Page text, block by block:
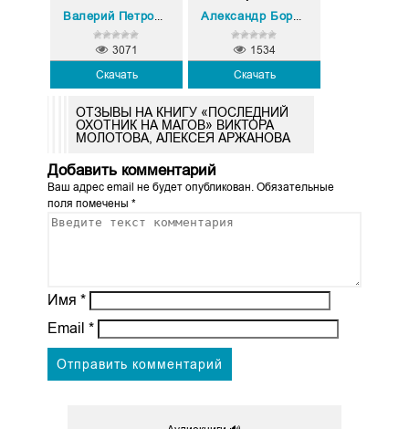
Валерий Петрович Большаков
Скачать
3071
Александр Борисович Михайловский
Скачать
1534
ОТЗЫВЫ НА КНИГУ «ПОСЛЕДНИЙ
ОХОТНИК НА МАГОВ» ВИКТОРА
МОЛОТОВА, АЛЕКСЕЯ АРЖАНОВА
Добавить комментарий
Ваш адрес email не будет опубликован.Обязательные
поля помечены *
Имя *
Email *